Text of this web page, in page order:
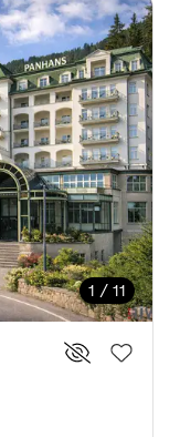
1 / 11